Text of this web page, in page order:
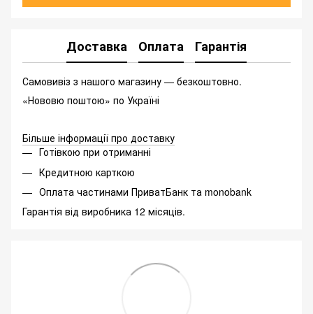
Доставка Оплата Гарантія
Самовивіз з нашого магазину — безкоштовно.
«Нововю поштою» по Україні
Більше інформації про доставку
Готівкою при отриманні
Кредитною карткою
Оплата частинами ПриватБанк та monobank
Гарантія від виробника 12 місяців.